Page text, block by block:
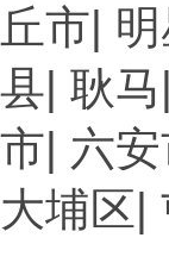
丘市|
县| 耿马|
市| 六
大埔区|